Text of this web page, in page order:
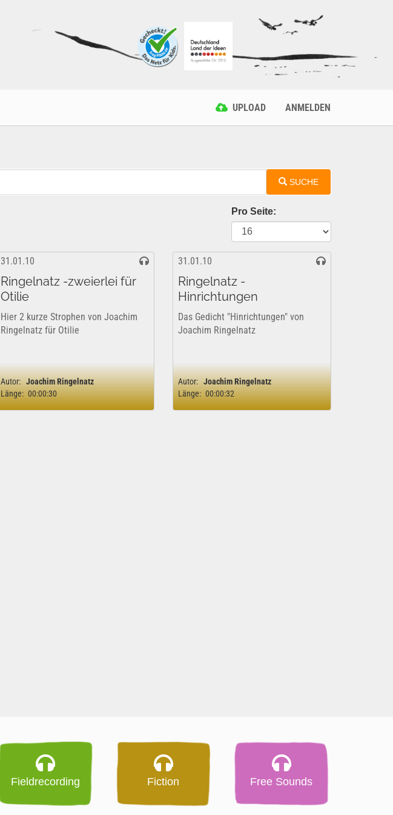
UPLOAD ANMELDEN
SUCHE
Pro Seite:
31.01.10
Ringelnatz -zweierlei für
Otilie
Hier 2 kurze Strophen von Joachim
Ringelnatz für Otilie
Autor: Joachim Ringelnatz
Länge: 00:00:30
31.01.10
Ringelnatz -
Hinrichtungen
Das Gedicht "Hinrichtungen" von
Joachim Ringelnatz
Autor: Joachim Ringelnatz
Länge: 00:00:32
Fieldrecording Fiction Free Sounds